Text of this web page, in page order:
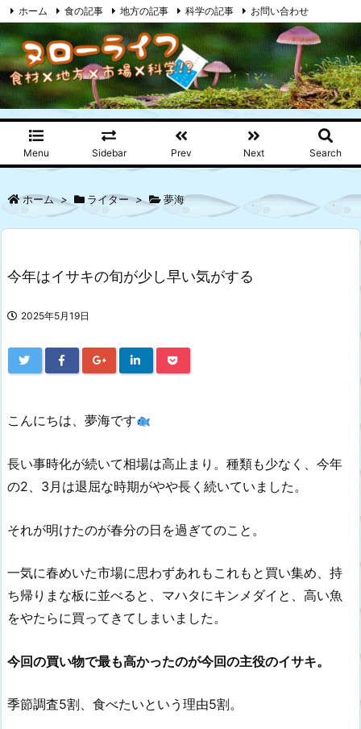
Menu Sidebar Prev Next Search
ホーム 食の記事 地方の記事 科学の記事
お問い合わせ
プライバシーポリシー
RSS Feedly
ホーム > ライター > 夢海
今年はイサキの旬が少し早い気がする
2025年5月19日
こんにちは、夢海です
長い事時化が続いて相場は高止まり。種類も少なく、今年
の2、3月は退屈な時期がやや長く続いていました。
それが明けたのが春分の日を過ぎてのこと。
一気に春めいた市場に思わずあれもこれもと買い集め、持
ち帰りまな板に並べると、マハタにキンメダイと、高い魚
をやたらに買ってきてしまいました。
今回の買い物で最も高かったのが今回の主役のイサキ。
季節調査5割、食べたいという理由5割。